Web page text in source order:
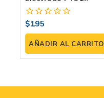
(paquete 3 Pzas)
0
fuera
de
5
$195
AÑADIR AL CARRITO